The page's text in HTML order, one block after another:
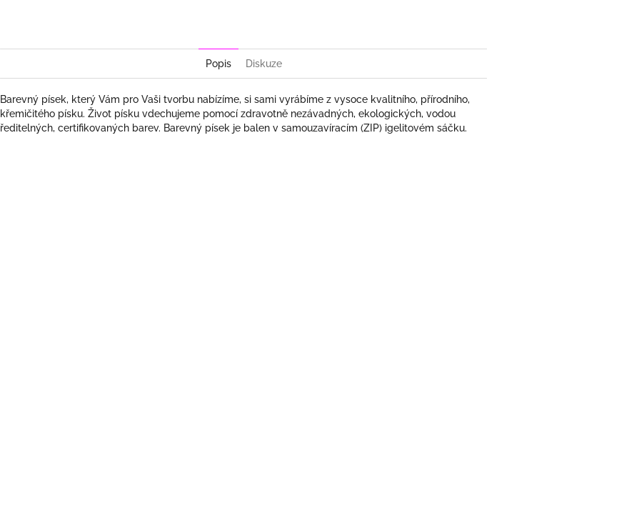
Popis Diskuze
Barevný písek, který Vám pro Vaši tvorbu nabízíme, si sami vyrábíme z vysoce kvalitního, přírodního,
křemičitého písku. Život písku vdechujeme pomocí zdravotně nezávadných, ekologických, vodou
ředitelných, certifikovaných barev. Barevný písek je balen v samouzavíracím (ZIP) igelitovém sáčku.